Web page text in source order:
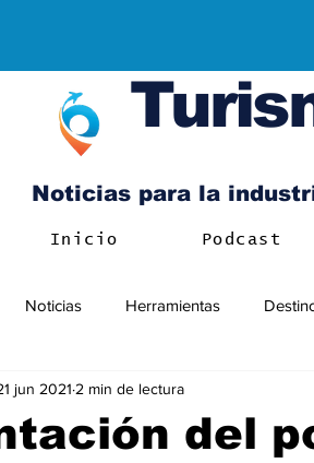
Noticias para la
Inicio Podcast
Noticias Herramientas
del
jun 2021 2 min de lectura